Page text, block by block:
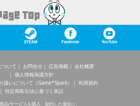
STEAM Facebook YouTube
いて お問合せ 広告掲載
会社概要
個人情報保護方針
扱いについて（Game*Spark）
利用規約
特定商取引法に基づく表記
品/サービスを購入、契約した場合に、